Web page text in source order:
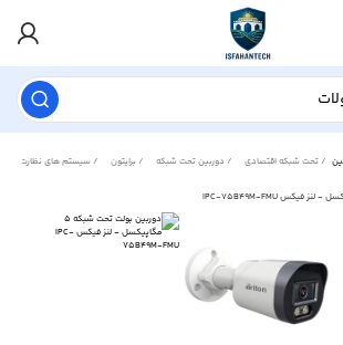
سیستم های نظارت تصویری تحت شبکه اقتصادی